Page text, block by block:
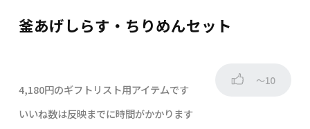
釜あげしらす・ちりめんセット
4,180円のギフトリスト用アイテムです
～10
いいね数は反映までに時間がかかります